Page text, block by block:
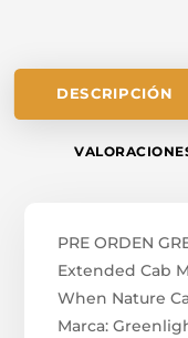
DESCRIPCIÓN
PRE ORDEN
Extended Cab
When Nature
Marca: